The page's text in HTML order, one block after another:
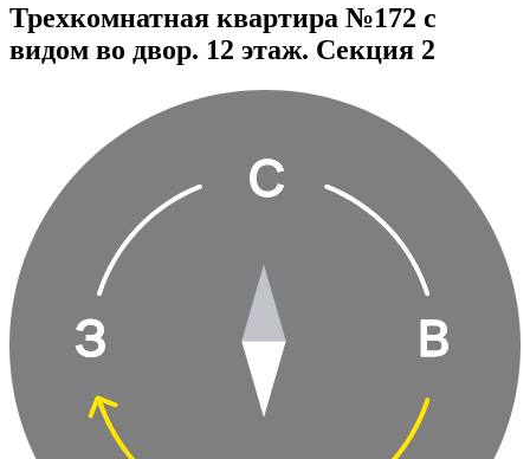
Трехкомнатная квартира №172 с
видом во двор. 12 этаж. Секция 2